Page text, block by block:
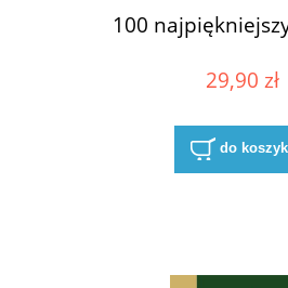
100
29,90 zł
do